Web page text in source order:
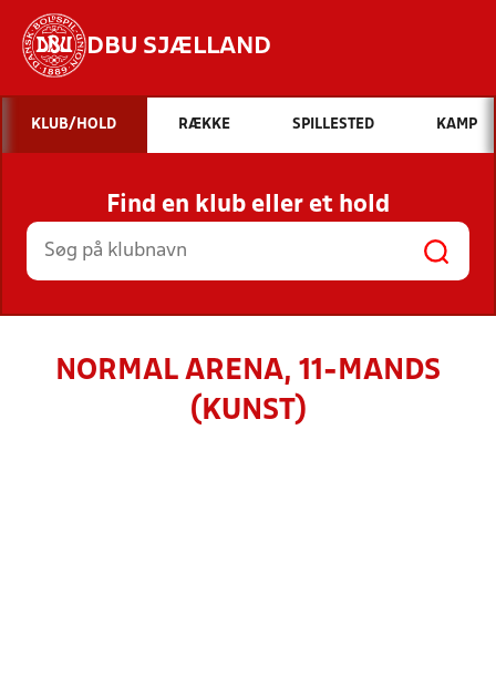
DBU SJÆLLAND
Hvad vil du søge efter?
INDHOLD OG NYHEDER
STILLINGER, RESULTATER, KLUBBER OG
HOLD
KLUB/HOLD RÆKKE SPILLESTED KAMP
Find en klub eller et hold
NORMAL ARENA, 11-MANDS
(KUNST)